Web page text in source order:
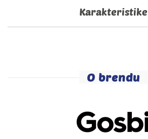
Karakteristike
O brendu